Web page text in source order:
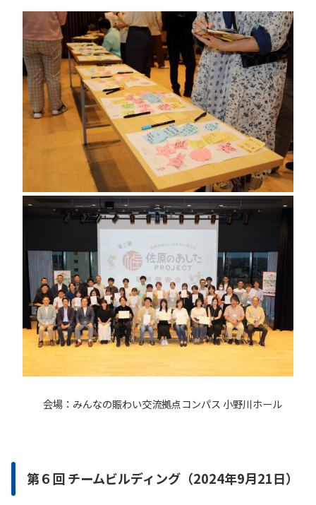
会場：みんなの賑わい交流拠点コンパス 小野川ホール
第６回 チームビルディング（2024年9月21日）